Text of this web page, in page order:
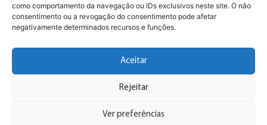
como comportamento da navegação ou IDs exclusivos neste site. O não
consentimento ou a revogação do consentimento pode afetar
negativamente determinados recursos e funções.
Aceitar
Rejeitar
Ver preferências
preparada para projetos estratégicos.
Forte domínio técnico, especialmente
em CAN.
Saiba mais